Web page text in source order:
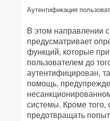
Аутентификация
В этом направлении
предусматривает
функций, которые
пользователем до
аутентифицирован,
помощь,
системы. Кроме того,
предотвращать